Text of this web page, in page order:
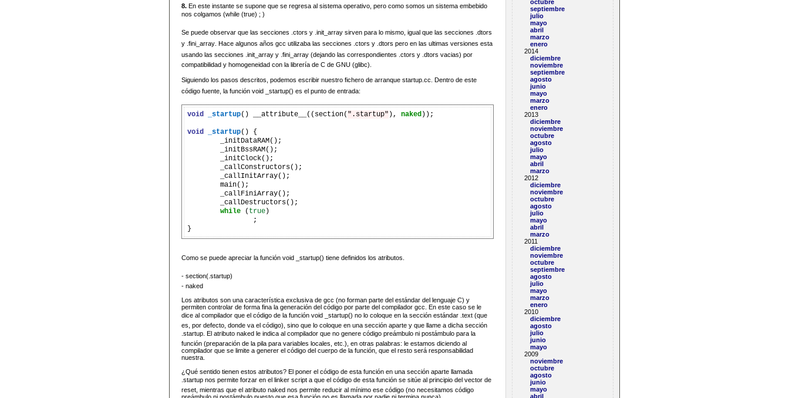
8. En este instante se supone que se regresa al sistema operativo, pero como somos un sistema embebido
nos colgamos (while (true) ; )
Se puede observar que las secciones .ctors y .init_array sirven para lo mismo, igual que las secciones .dtors
y .fini_array. Hace algunos años gcc utilizaba las secciones .ctors y .dtors pero en las ultimas versiones esta
usando las secciones .init_array y .fini_array (dejando las correspondientes .ctors y .dtors vacias) por
compatibilidad y homogeneidad con la librería de C de GNU (glibc).
Siguiendo los pasos descritos, podemos escribir nuestro fichero de arranque startup.cc. Dentro de este
código fuente, la función void _startup() es el punto de entrada:
void _startup() __attribute__((section( ".startup" ), naked ));
void _startup() {
while ( true)
Como se puede apreciar la función void _startup() tiene definidos los atributos.
- section(.startup)
- naked
Los atributos son una característica exclusiva de gcc (no forman parte del estándar del lenguaje C) y
permiten controlar de forma fina la generación del código por parte del compilador gcc. En este caso se le
dice al compilador que el código de la función void _startup() no lo coloque en la sección estándar .text (que
es, por defecto, donde va el código), sino que lo coloque en una sección aparte y que llame a dicha sección
.startup. El atributo naked le indica al compilador que no genere código preámbulo ni postámbulo para la
función (preparación de la pila para variables locales, etc.), en otras palabras: le estamos diciendo al
compilador que se limite a generer el código del cuerpo de la función, que el resto será responsabilidad
nuestra.
¿Qué sentido tienen estos atributos? El poner el código de esta función en una sección aparte llamada
.startup nos permite forzar en el linker script a que el código de esta función se sitúe al principio del vector de
reset, mientras que el atributo naked nos permite reducir al mínimo ese código (no necesitamos código
octubre
septiembre
julio
mayo
abril
marzo
enero
2014
diciembre
noviembre
septiembre
agosto
junio
mayo
marzo
enero
2013
diciembre
noviembre
octubre
agosto
julio
mayo
abril
marzo
2012
diciembre
noviembre
octubre
agosto
julio
mayo
abril
marzo
2011
diciembre
noviembre
octubre
septiembre
agosto
julio
mayo
marzo
enero
2010
diciembre
agosto
julio
junio
mayo
2009
noviembre
octubre
agosto
junio
mayo
abril